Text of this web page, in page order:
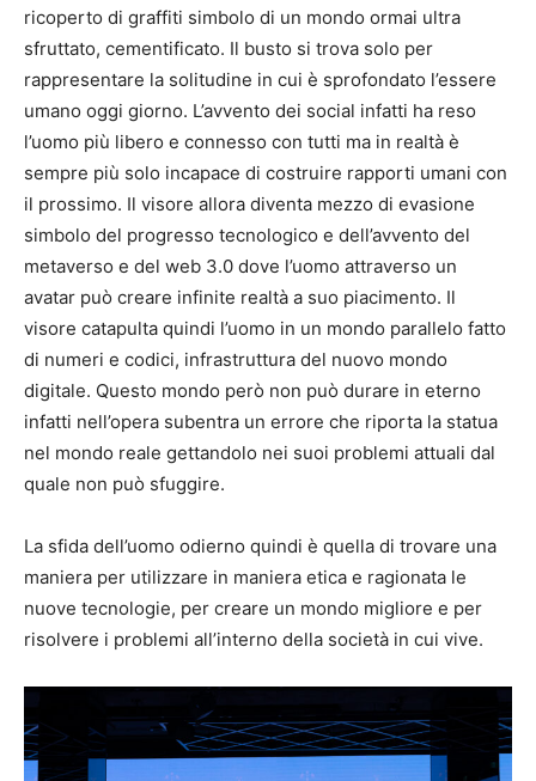
ricoperto di graffiti simbolo di un mondo ormai ultra
sfruttato, cementificato. Il busto si trova solo per
rappresentare la solitudine in cui è sprofondato l’essere
umano oggi giorno. L’avvento dei social infatti ha reso
l’uomo più libero e connesso con tutti ma in realtà è
sempre più solo incapace di costruire rapporti umani con
il prossimo. Il visore allora diventa mezzo di evasione
simbolo del progresso tecnologico e dell’avvento del
metaverso e del web 3.0 dove l’uomo attraverso un
avatar può creare infinite realtà a suo piacimento. Il
visore catapulta quindi l’uomo in un mondo parallelo fatto
di numeri e codici, infrastruttura del nuovo mondo
digitale. Questo mondo però non può durare in eterno
infatti nell’opera subentra un errore che riporta la statua
nel mondo reale gettandolo nei suoi problemi attuali dal
quale non può sfuggire.
La sfida dell’uomo odierno quindi è quella di trovare una
maniera per utilizzare in maniera etica e ragionata le
nuove tecnologie, per creare un mondo migliore e per
risolvere i problemi all’interno della società in cui vive.